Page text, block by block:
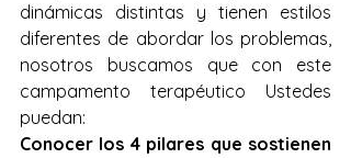
dinámicas distintas y tienen estilos
diferentes de abordar los problemas,
nosotros buscamos que con este
campamento terapéutico Ustedes
puedan:
Conocer los 4 pilares que sostienen